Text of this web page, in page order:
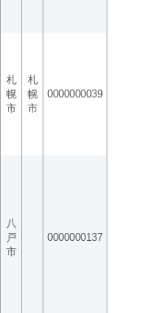
札
幌
市
札
幌
市
0000000039
八
戸
市
0000000137